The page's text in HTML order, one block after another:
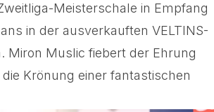
Meisterschale in Empfang
in der ausverkauften VELTINS-
Miron Muslic fiebert der Ehrung
Krönung einer fantastischen